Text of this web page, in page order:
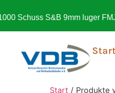
Schuss S&B 9mm luger FMJ
Start / Produkte